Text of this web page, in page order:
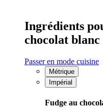
Ingrédients
chocolat blanc
Passer en mode cuisine
Métrique
Impérial
Fudge au